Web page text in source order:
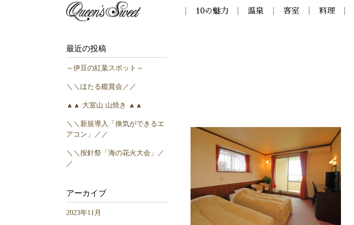
10の魅力 温泉 客室 料理
最近の投稿
～伊豆の紅葉スポット～
＼＼ほたる鑑賞会／／
▲▲ 大室山 山焼き ▲▲
＼＼新規導入「換気ができるエ
アコン」／／
＼＼按針祭「海の花火大会」／
／
アーカイブ
2023年11月